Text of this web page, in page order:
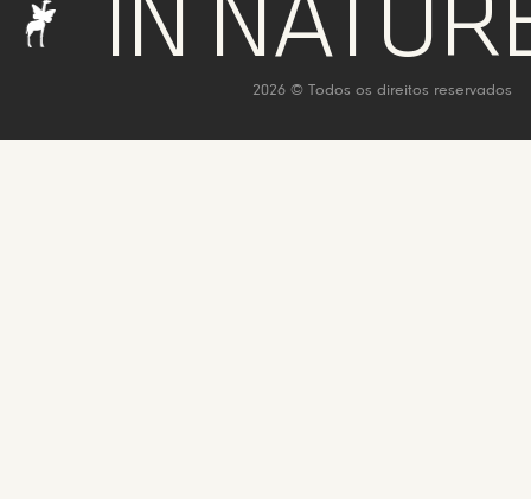
WE
2026 © Todos os direitos reservados